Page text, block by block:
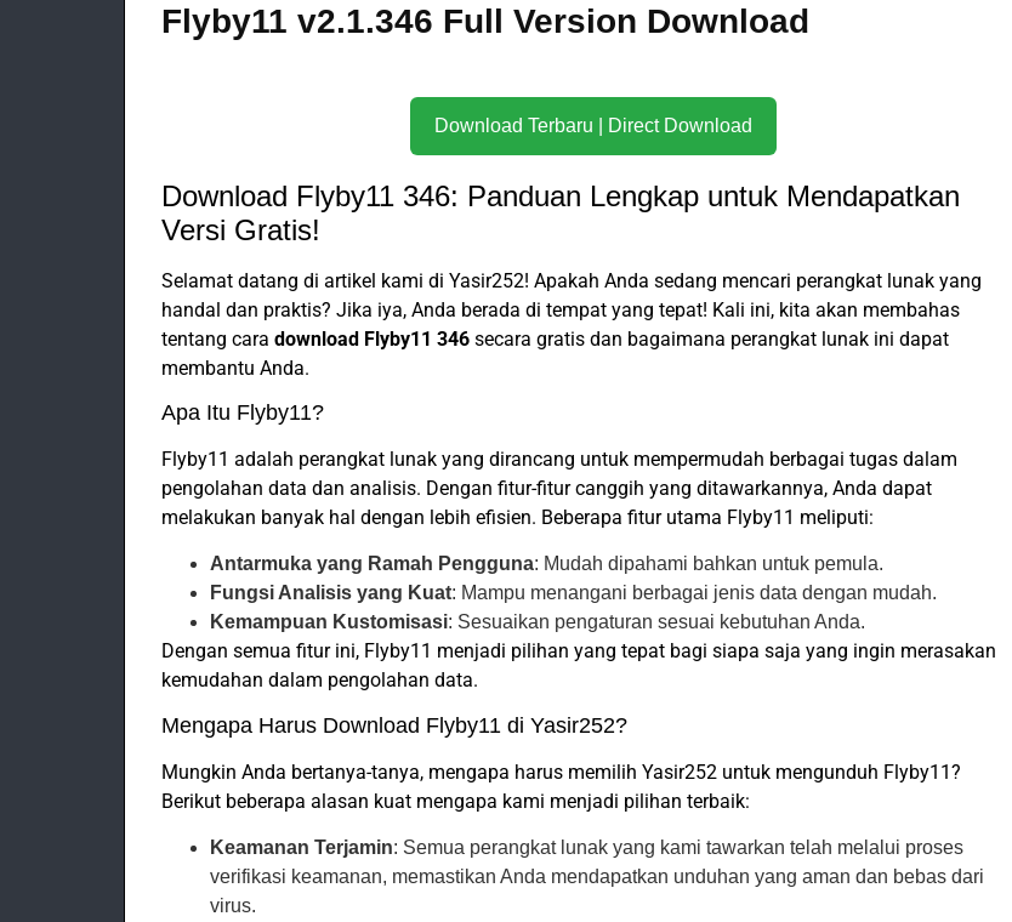
Flyby11 v2.1.346 Full Version Download
Download Terbaru | Direct Download
Download Flyby11 346: Panduan Lengkap untuk Mendapatkan
Versi Gratis!
Selamat datang di artikel kami di Yasir252! Apakah Anda sedang mencari perangkat lunak yang
handal dan praktis? Jika iya, Anda berada di tempat yang tepat! Kali ini, kita akan membahas
tentang cara download Flyby11 346 secara gratis dan bagaimana perangkat lunak ini dapat
membantu Anda.
Apa Itu Flyby11?
Flyby11 adalah perangkat lunak yang dirancang untuk mempermudah berbagai tugas dalam
pengolahan data dan analisis. Dengan fitur-fitur canggih yang ditawarkannya, Anda dapat
melakukan banyak hal dengan lebih efisien. Beberapa fitur utama Flyby11 meliputi:
Antarmuka yang Ramah Pengguna: Mudah dipahami bahkan untuk pemula.
Fungsi Analisis yang Kuat: Mampu menangani berbagai jenis data dengan mudah.
Kemampuan Kustomisasi: Sesuaikan pengaturan sesuai kebutuhan Anda.
Dengan semua fitur ini, Flyby11 menjadi pilihan yang tepat bagi siapa saja yang ingin merasakan
kemudahan dalam pengolahan data.
Mengapa Harus Download Flyby11 di Yasir252?
Mungkin Anda bertanya-tanya, mengapa harus memilih Yasir252 untuk mengunduh Flyby11?
Berikut beberapa alasan kuat mengapa kami menjadi pilihan terbaik:
Keamanan Terjamin: Semua perangkat lunak yang kami tawarkan telah melalui proses
verifikasi keamanan, memastikan Anda mendapatkan unduhan yang aman dan bebas dari
virus.